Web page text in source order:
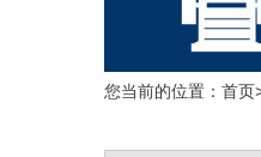
您当前的位置： 首页